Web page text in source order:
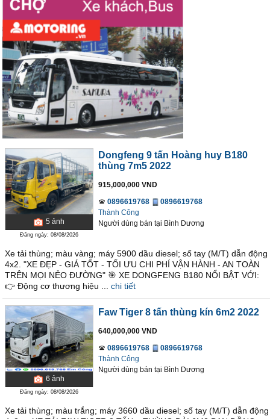
5 ảnh
Đăng ngày: 08/08/2026
Dongfeng 9 tấn Hoàng huy B180
thùng 7m5 2022
915,000,000 VND
0896619768
0896619768
Thành Công
Người dùng bán tại Bình Dương
Xe tải thùng; màu vàng; máy 5900 dầu diesel; số tay (M/T) dẫn động
4x2. "XE ĐẸP - GIÁ TỐT - TỐI ƯU CHI PHÍ VẬN HÀNH - AN TOÀN
TRÊN MỌI NẺO ĐƯỜNG" 🎯 XE DONGFENG B180 NỔI BẬT VỚI:
👉 Động cơ thương hiệu ...
chi tiết
6 ảnh
Đăng ngày: 08/08/2026
Faw Tiger 8 tấn thùng kín 6m2 2022
640,000,000 VND
0896619768
0896619768
Thành Công
Người dùng bán tại Bình Dương
Xe tải thùng; màu trắng; máy 3660 dầu diesel; số tay (M/T) dẫn động